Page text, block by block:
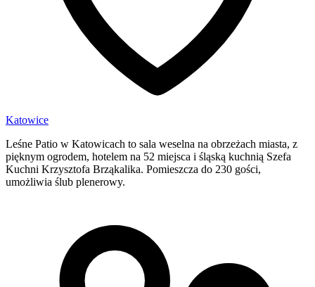
Katowice
Leśne Patio w Katowicach to sala weselna na obrzeżach miasta, z
pięknym ogrodem, hotelem na 52 miejsca i śląską kuchnią Szefa
Kuchni Krzysztofa Brząkalika. Pomieszcza do 230 gości,
umożliwia ślub plenerowy.